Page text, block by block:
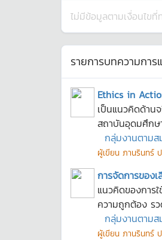
ไม่มีข้อมูลตามเงื่อนไข
รายการบทความกา
Ethics in
เป็นแนวคิดด้าน
สถาบันอุดมศึกษ
กลุ่มงานตามส
ผู้เขียน ภานรินทร์
การจัดการของเ
แนวคิดของการ
ความถูกต้อง รว
กลุ่มงานตามส
ผู้เขียน ภานรินทร์